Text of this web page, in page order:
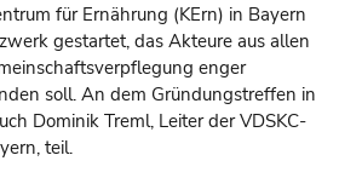
für Ernährung (KErn) in Bayern
gestartet, das Akteure aus allen
enger
soll. An dem Gründungstreffen in
Dominik Treml, Leiter der VDSKC-
teil.